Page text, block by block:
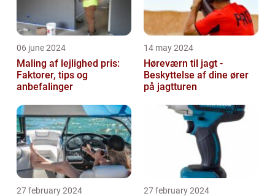
06 june 2024
Maling af lejlighed pris:
Faktorer, tips og
anbefalinger
14 may 2024
Høreværn til jagt -
Beskyttelse af dine ører
på jagtturen
27 february 2024 27 february 2024